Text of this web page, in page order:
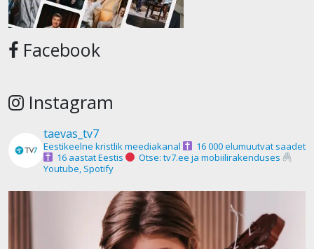
Facebook
Instagram
taevas_tv7
Eestikeelne kristlik meediakanal
16 000 elumuutvat saadet
16 aastat Eestis
Otse: tv7.ee ja mobiilirakenduses
Youtube, Spotify